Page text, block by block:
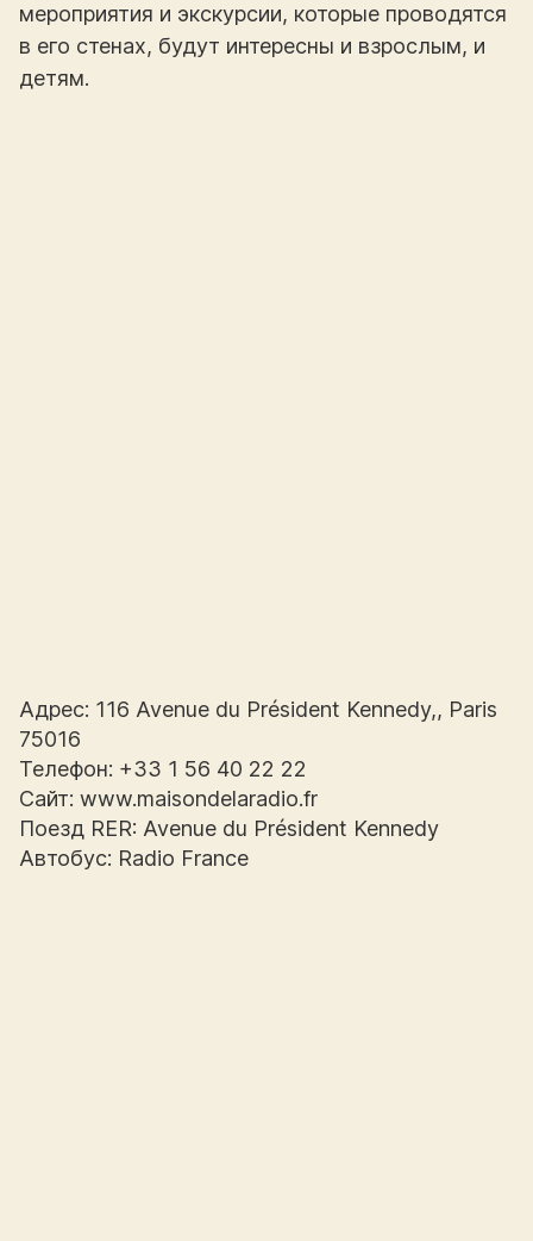
мероприятия и экскурсии, которые проводятся
в его стенах, будут интересны и взрослым, и
детям.
Адрес: 116 Avenue du Président Kennedy,, Paris
75016
Телефон: +33 1 56 40 22 22
Сайт: www.maisondelaradio.fr
Поезд RER: Avenue du Président Kennedy
Автобус: Radio France